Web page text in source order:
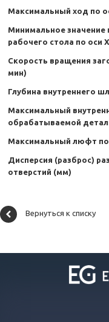
Максимальный ход по
Минимальное значение
рабочего стола по оси
Скорость вращения
мин)
Глубина внутреннего
Максимальный
обрабатываемой
Максимальный люфт
Дисперсия (разброс)
отверстий (мм)
Вернуться к списку